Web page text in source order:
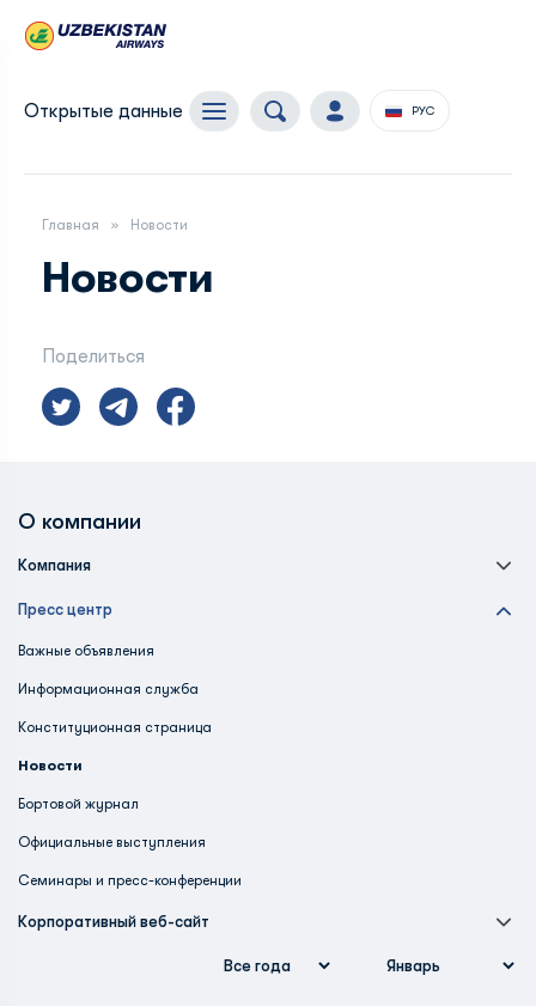
Открытые данные РУС
Главная Новости
Новости
Поделиться
О компании
Компания
Пресс центр
Важные объявления
Информационная служба
Конституционная страница
Новости
Бортовой журнал
Официальные выступления
Семинары и пресс-конференции
Корпоративный веб-сайт